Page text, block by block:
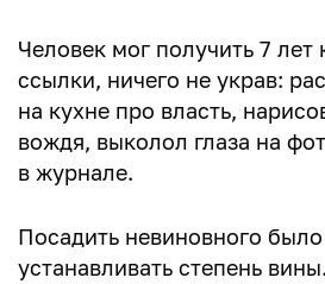
Человек мог получить 7 лет
ссылки, ничего не украв:
на кухне про власть,
вождя, выколол глаза на
в журнале.
Посадить невиновного
устанавливать степень